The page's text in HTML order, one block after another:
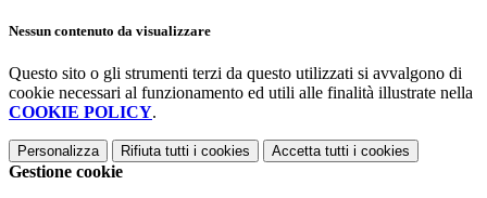
Nessun contenuto da visualizzare
Questo sito o gli strumenti terzi da questo utilizzati si avvalgono di
cookie necessari al funzionamento ed utili alle finalità illustrate nella
COOKIE POLICY.
Personalizza Rifiuta tutti i cookies Accetta tutti i cookies
Gestione cookie